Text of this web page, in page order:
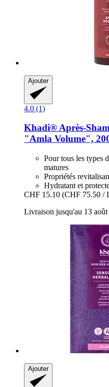
Ajouter
4.0 (1)
Khadi®Après-​
"Amla Volume",
Pour tous les types
matures
Propriétés
Hydratant et
CHF 15.10 (CHF 75.50 /
Livraison jusqu'au 13 août
Ajouter